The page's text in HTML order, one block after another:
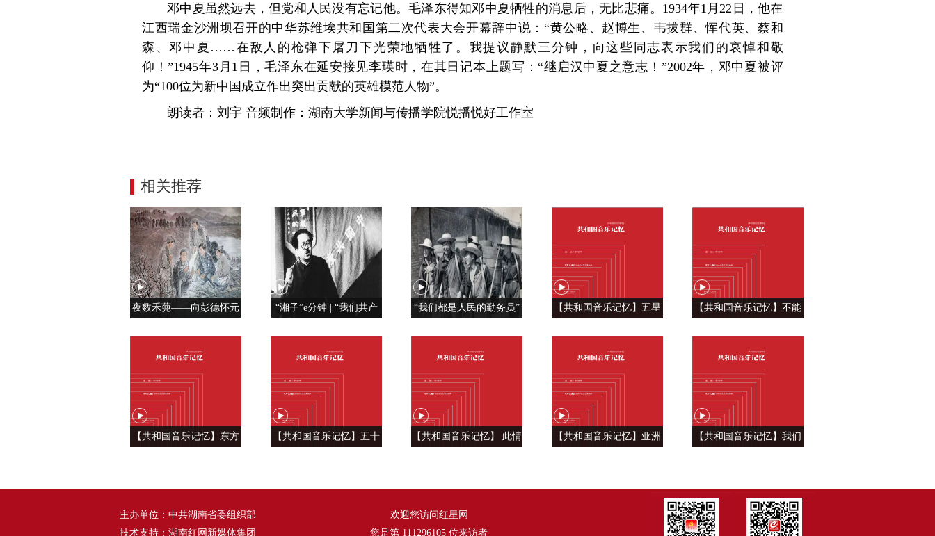
邓中夏虽然远去，但党和人民没有忘记他。毛泽东得知邓中夏牺牲的消息后，无比悲痛。1934年1月22日，他在
江西瑞金沙洲坝召开的中华苏维埃共和国第二次代表大会开幕辞中说：“黄公略、赵博生、韦拔群、恽代英、蔡和
森、邓中夏……在敌人的枪弹下屠刀下光荣地牺牲了。我提议静默三分钟，向这些同志表示我们的哀悼和敬
仰！”1945年3月1日，毛泽东在延安接见李瑛时，在其日记本上题写：“继启汉中夏之意志！”2002年，邓中夏被评
为“100位为新中国成立作出突出贡献的英雄模范人物”。
朗读者：刘宇 音频制作：湖南大学新闻与传播学院悦播悦好工作室
相关推荐
夜数禾蔸——向彭德怀元
“湘子”e分钟 | “我们共产
“我们都是人民的勤务员”
【共和国音乐记忆】五星
《红旗飘飘》
【共和国音乐记忆】不能
原》
【共和国音乐记忆】东方
【共和国音乐记忆】五十
【共和国音乐记忆】 此情
【共和国音乐记忆】亚洲
【共和国音乐记忆】我们
主办单位：中共湖南省委组织部
技术支持：湖南红网新媒体集团
欢迎您访问红星网
您是第 111296105 位来访者